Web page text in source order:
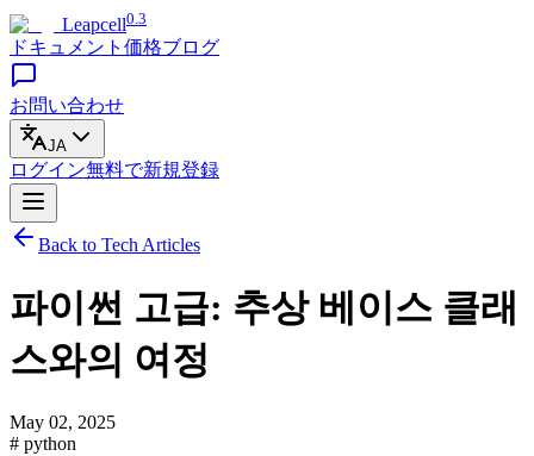
Leapcell0.3
ドキュメント 価格ブログ
お問い合わせ
JA
ログイン無料で新規登録
Back to Tech Articles
파이썬 고급: 추상 베이스 클래
스와의 여정
May 02, 2025
# python